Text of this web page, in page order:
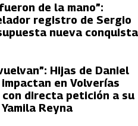
de la mano”:
registro de Sergio
nueva conquista
Hijas de Daniel
en Volverías
con directa petición a su
Reyna